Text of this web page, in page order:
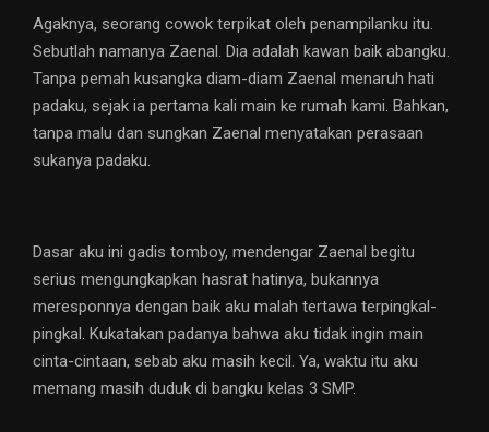
Agaknya, seorang cowok terpikat oleh penampilanku itu.
Sebutlah namanya Zaenal. Dia adalah kawan baik abangku.
Tanpa pemah kusangka diam-diam Zaenal menaruh hati
padaku, sejak ia pertama kali main ke rumah kami. Bahkan,
tanpa malu dan sungkan Zaenal menyatakan perasaan
sukanya padaku.
Dasar aku ini gadis tomboy, mendengar Zaenal begitu
serius mengungkapkan hasrat hatinya, bukannya
meresponnya dengan baik aku malah tertawa terpingkal-
pingkal. Kukatakan padanya bahwa aku tidak ingin main
cinta-cintaan, sebab aku masih kecil. Ya, waktu itu aku
memang masih duduk di bangku kelas 3 SMP.